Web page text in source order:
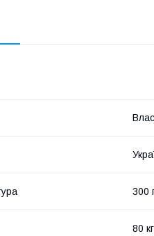
300
80